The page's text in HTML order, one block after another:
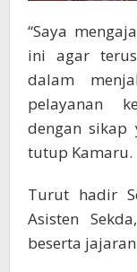
“Saya
ini agar
dalam
pelayanan
dengan sikap
tutup Kamaru.
Turut hadir
Asisten
beserta jajaran